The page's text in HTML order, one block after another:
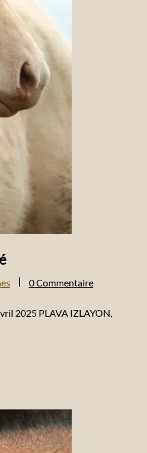
0 Commentaire
2025 PLAVA IZLAYON,